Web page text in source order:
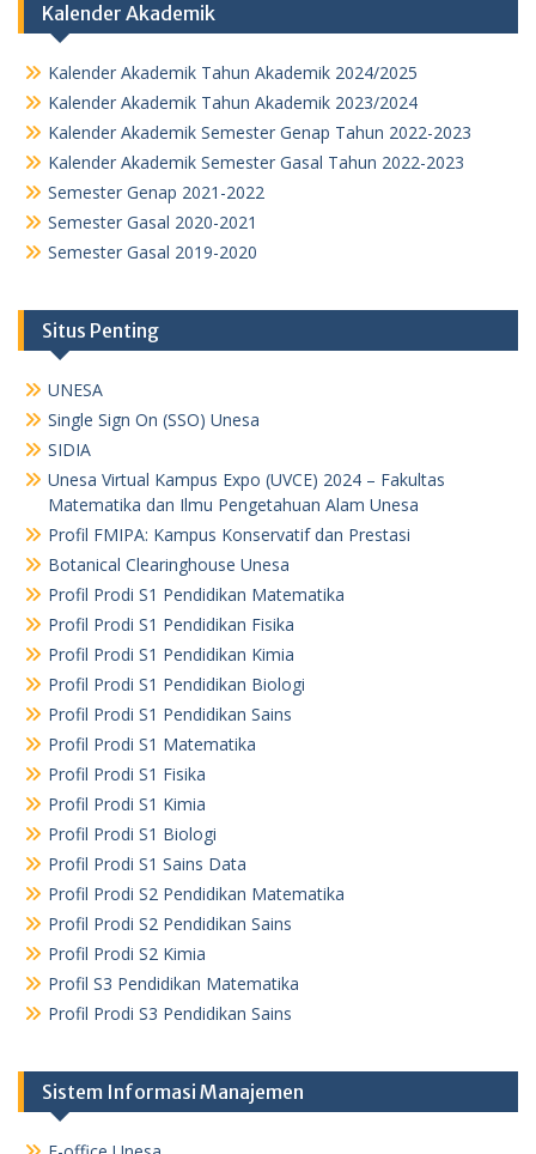
Kalender Akademik
Kalender Akademik Tahun Akademik 2024/2025
Kalender Akademik Tahun Akademik 2023/2024
Kalender Akademik Semester Genap Tahun 2022-2023
Kalender Akademik Semester Gasal Tahun 2022-2023
Semester Genap 2021-2022
Semester Gasal 2020-2021
Semester Gasal 2019-2020
Situs Penting
UNESA
Single Sign On (SSO) Unesa
SIDIA
Unesa Virtual Kampus Expo (UVCE) 2024 – Fakultas
Matematika dan Ilmu Pengetahuan Alam Unesa
Profil FMIPA: Kampus Konservatif dan Prestasi
Botanical Clearinghouse Unesa
Profil Prodi S1 Pendidikan Matematika
Profil Prodi S1 Pendidikan Fisika
Profil Prodi S1 Pendidikan Kimia
Profil Prodi S1 Pendidikan Biologi
Profil Prodi S1 Pendidikan Sains
Profil Prodi S1 Matematika
Profil Prodi S1 Fisika
Profil Prodi S1 Kimia
Profil Prodi S1 Biologi
Profil Prodi S1 Sains Data
Profil Prodi S2 Pendidikan Matematika
Profil Prodi S2 Pendidikan Sains
Profil Prodi S2 Kimia
Profil S3 Pendidikan Matematika
Profil Prodi S3 Pendidikan Sains
Sistem Informasi Manajemen